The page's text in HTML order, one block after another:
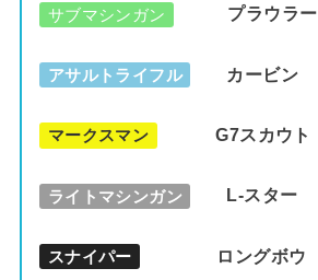
サブマシンガン プラウラー
アサルトライフル カービン
マークスマン G7スカウト
ライトマシンガン L-スター
スナイパー ロングボウ